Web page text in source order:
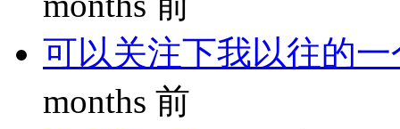
可以关注下我以往的
months 前